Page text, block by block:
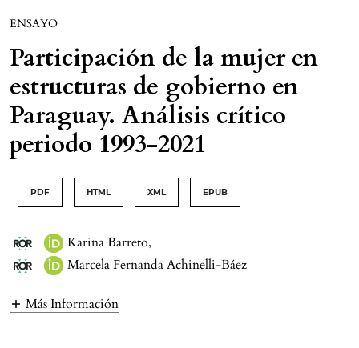
ENSAYO
Participación de la mujer en
estructuras de gobierno en
Paraguay. Análisis crítico
periodo 1993-2021
PDF HTML XML EPUB
Karina Barreto,
Marcela Fernanda Achinelli-Báez
Más Información